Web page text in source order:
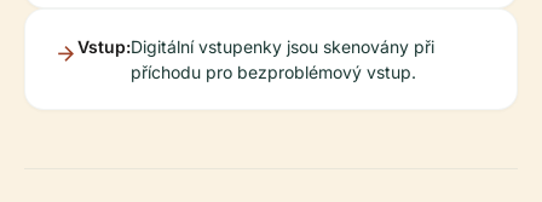
Vstup:Digitální vstupenky jsou skenovány při
příchodu pro bezproblémový vstup.